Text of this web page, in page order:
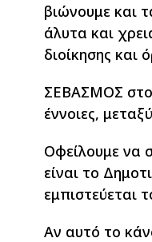
βιώνουμε και
άλυτα και
διοίκησης και
ΣΕΒΑΣΜΟΣ στον
έννοιες,
Οφείλουμε να
είναι το
εμπιστεύεται
Αν αυτό το